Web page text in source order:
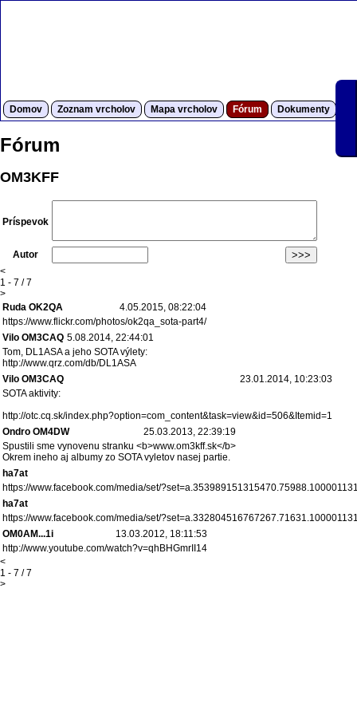
Domov Zoznam vrcholov Mapa vrcholov Fórum Dokumenty
Fórum
OM3KFF
Príspevok
Autor
<
1 - 7 / 7
>
Ruda OK2QA
4.05.2015, 08:22:04
https://www.flickr.com/photos/ok2qa_sota-part4/
Vilo OM3CAQ 5.08.2014, 22:44:01
Tom, DL1ASA a jeho SOTA výlety:
http://www.qrz.com/db/DL1ASA
Vilo OM3CAQ
23.01.2014, 10:23:03
SOTA aktivity:
http://otc.cq.sk/index.php?option=com_content&task=view&id=506&Itemid=1
Ondro OM4DW
25.03.2013, 22:39:19
Spustili sme vynovenu stranku <b>www.om3kff.sk</b>
Okrem ineho aj albumy zo SOTA vyletov nasej partie.
ha7at
https://www.facebook.com/media/set/
ha7at
https://www.facebook.com/media/set/
OM0AM...1i
13.03.2012, 18:11:53
http://www.youtube.com/watch?v=qhBHGmrII14
<
1 - 7 / 7
>